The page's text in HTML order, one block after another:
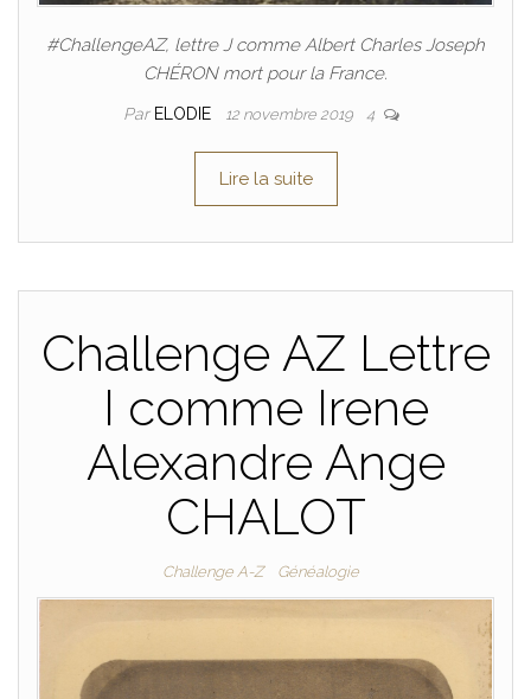
#ChallengeAZ, lettre J comme Albert Charles Joseph
CHÉRON mort pour la France.
Par ELODIE 12 novembre 2019 4
Lire la suite
Challenge AZ Lettre
I comme Irene
Alexandre Ange
CHALOT
Challenge A-Z Généalogie